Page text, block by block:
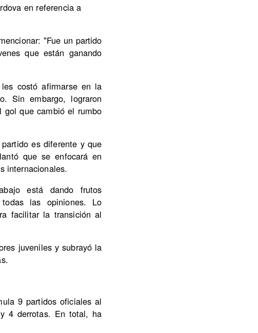
en referencia a
"Fue un partido
que están ganando
costó afirmarse en la
Sin embargo, lograron
gol que cambió el rumbo
es diferente y que
que se enfocará en
internacionales.
está dando frutos
las opiniones. Lo
facilitar la transición al
juveniles y subrayó la
9 partidos oficiales al
4 derrotas. En total, ha